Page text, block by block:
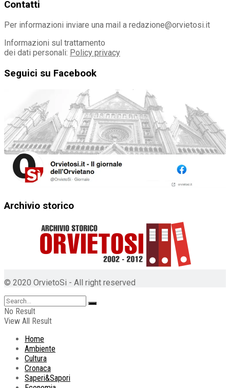
Contatti
Per informazioni inviare una mail a redazione@orvietosi.it
Informazioni sul trattamento
dei dati personali: Policy privacy
Seguici su Facebook
Archivio storico
© 2020 OrvietoSi - All right reserved
No Result
View All Result
Home
Ambiente
Cultura
Cronaca
Saperi&Sapori